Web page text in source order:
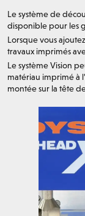
Le système de
disponible pour les
Lorsque vous
travaux imprimés
Le système Vision
matériau imprimé à
montée sur la tête